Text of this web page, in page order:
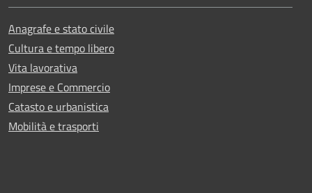
Anagrafe e stato civile
Cultura e tempo libero
Vita lavorativa
Imprese e Commercio
Catasto e urbanistica
Mobilità e trasporti